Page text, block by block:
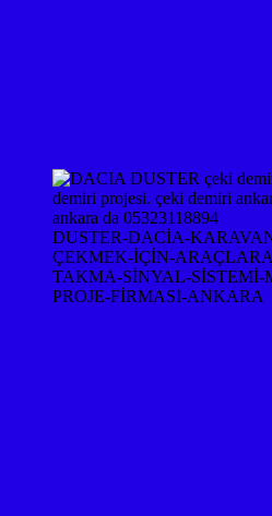
DUSTER-DACİA-
ÇEKMEK-İÇİN-
TAKMA-SİNYAL-SİSTEMİ-
PROJE-FİRMASI-ANKARA